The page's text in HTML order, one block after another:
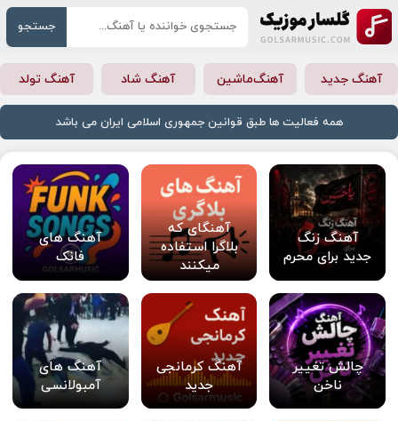
جستجو
آهنگ جدید آهنگ‌ماشین آهنگ شاد آهنگ تولد
همه فعالیت ها طبق قوانین جمهوری اسلامی ایران می باشد
آهنگ زنگ
جدید برای محرم
آهنگای که
بلاگرا استفاده
میکنند
آهنگ های
فانک
چالش تغییر
ناخن
آهنگ کرمانجی
جدید
آهنگ های
آمبولانسی